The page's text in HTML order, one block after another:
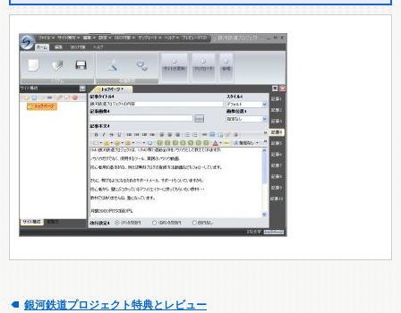
銀河鉄道プロジェクト特典とレビュー